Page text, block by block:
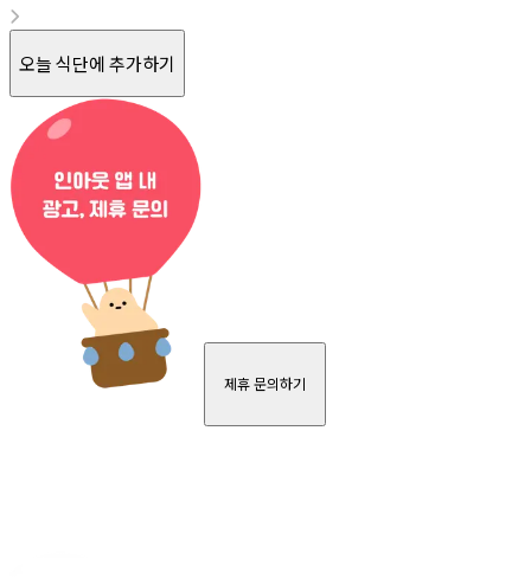
오늘 식단에 추가하기
제휴 문의하기